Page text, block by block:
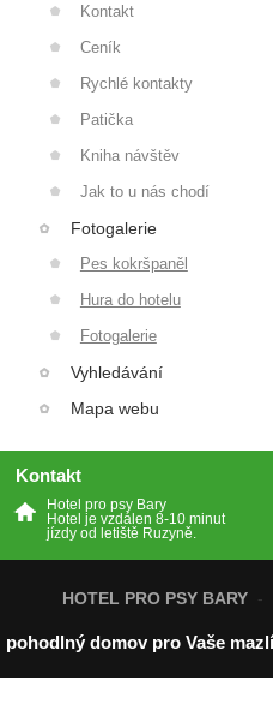
Kontakt
Ceník
Rychlé kontakty
Patička
Kniha návštěv
Jak to u nás chodí
Fotogalerie
Pes kokršpaněl
Hura do hotelu
Fotogalerie
Vyhledávání
Mapa webu
Kontakt
Hotel pro psy Bary
Hotel je vzdálen 8-10 minut
jízdy od letiště Ruzyně.
HOTEL PRO PSY BARY -
pohodlný domov pro Vaše